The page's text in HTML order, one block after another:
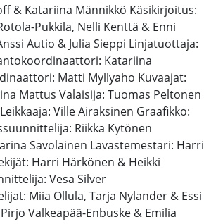
& Katariina Männikkö Käsikirjoitus:
Pukkila, Nelli Kenttä & Enni
Autio & Julia Sieppi Linjatuottaja:
Katariina
Matti Myllyaho Kuvaajat:
Mattus Valaisija: Tuomas Peltonen
Ville Airaksinen Graafikko:
Riikka Kytönen
Savolainen Lavastemestari: Harri
Harri Härkönen & Heikki
Vesa Silver
Miia Ollula, Tarja Nylander & Essi
Valkeapää-Enbuske & Emilia